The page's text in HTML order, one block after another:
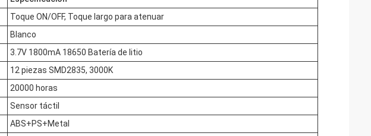
Toque ON/OFF, Toque largo para atenuar
Blanco
3.7V 1800mA 18650 Batería de litio
12 piezas SMD2835, 3000K
20000 horas
Sensor táctil
ABS+PS+Metal